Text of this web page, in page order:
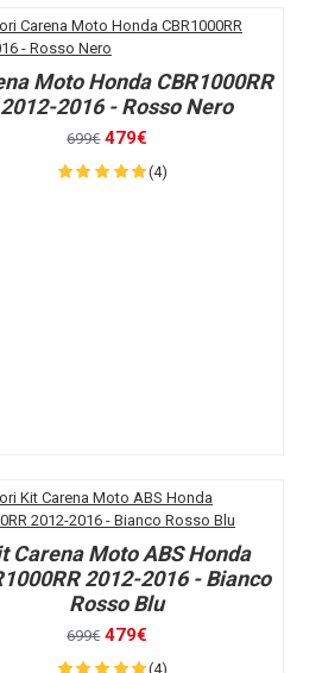
Moto Honda CBR1000RR
2012-2016 - Rosso Nero
699€ 479€
(4)
Carena Moto ABS Honda
2012-2016 - Bianco
Rosso Blu
699€ 479€
(4)